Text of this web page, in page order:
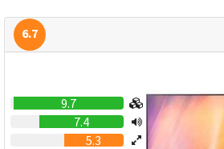
6.7
9.7
7.4
5.3